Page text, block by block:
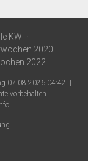
KW
2020
2022
07.08.2026 04:42
vorbehalten